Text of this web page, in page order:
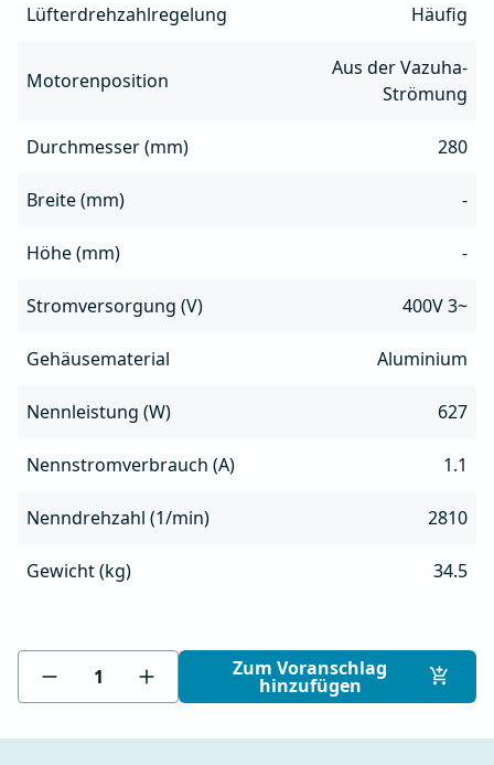
Lüfterdrehzahlregelung Häufig
Motorenposition
Aus der Vazuha-
Strömung
Durchmesser (mm) 280
Breite (mm) -
Höhe (mm) -
Stromversorgung (V) 400V 3~
Gehäusematerial Aluminium
Nennleistung (W) 627
Nennstromverbrauch (A) 1.1
Nenndrehzahl (1/min) 2810
Gewicht (kg) 34.5
Zum Voranschlag
hinzufügen